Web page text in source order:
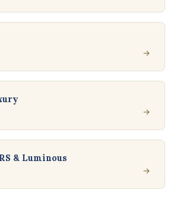
→
→
& Luminous
→